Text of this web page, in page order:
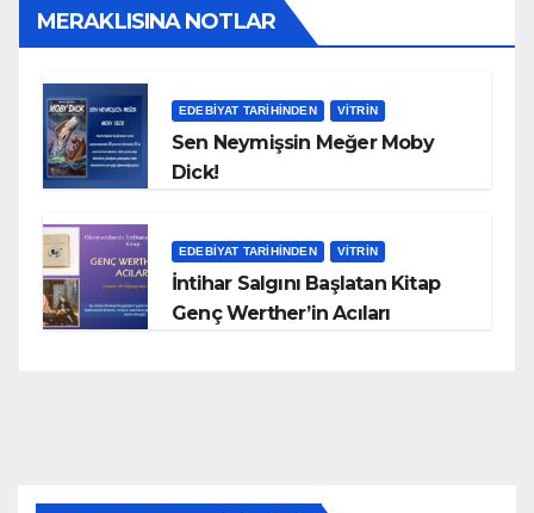
MERAKLISINA NOTLAR
EDEBIYAT TARIHINDEN VITRIN
Sen Neymişsin Meğer Moby
Dick!
EDEBIYAT TARIHINDEN VITRIN
İntihar Salgını Başlatan Kitap
Genç Werther’in Acıları